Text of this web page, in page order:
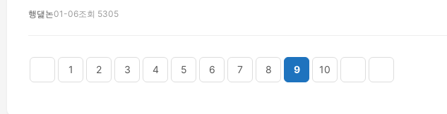
행댍논01-06조회 5305
1 2 3 4 5 6 7 8 9 10